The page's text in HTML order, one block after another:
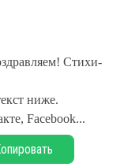
Стихи-
ниже.
Facebook...